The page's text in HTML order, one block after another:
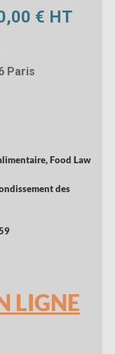
€ HT
Paris
Food Law
des
LIGNE